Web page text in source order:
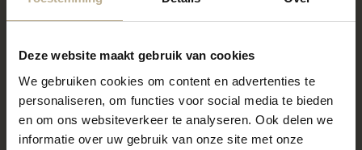
Deze website maakt gebruik van cookies
We gebruiken cookies om content en advertenties te
personaliseren, om functies voor social media te bieden
en om ons websiteverkeer te analyseren. Ook delen we
informatie over uw gebruik van onze site met onze